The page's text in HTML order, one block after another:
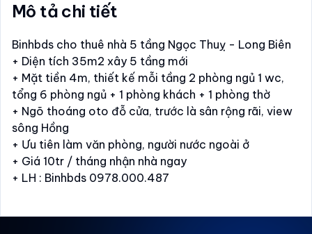
Mô tả chi tiết
Binhbds cho thuê nhà 5 tầng Ngọc Thuỵ - Long Biên
+ Diện tích 35m2 xây 5 tầng mới
+ Mặt tiền 4m, thiết kế mỗi tầng 2 phòng ngủ 1 wc,
tổng 6 phòng ngủ + 1 phòng khách + 1 phòng thờ
+ Ngõ thoáng oto đỗ cửa, trước là sân rộng rãi, view
sông Hồng
+ Ưu tiên làm văn phòng, người nước ngoài ở
+ Giá 10tr / tháng nhận nhà ngay
+ LH : Binhbds 0978.000.487